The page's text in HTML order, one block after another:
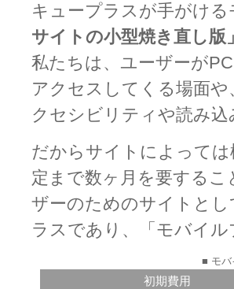
キュープラスが手がけ
サイトの小型焼き直し
私たちは、ユーザーが
アクセスしてくる場面
クセシビリティや読み
だからサイトによって
定まで数ヶ月を要する
ザーのためのサイトと
ラスであり、「モバイ
モ
初期費用